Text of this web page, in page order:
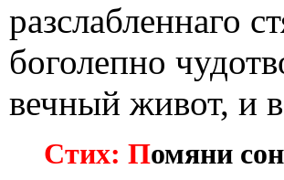
разслабленнаго
боголепно
вечный живот, и
Стих: Помяни